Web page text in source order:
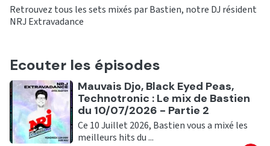
Retrouvez tous les sets mixés par Bastien, notre DJ résident
NRJ Extravadance
Ecouter les épisodes
Ecouter
Mauvais Djo, Black Eyed Peas,
Technotronic : Le mix de Bastien
du 10/07/2026 - Partie 2
Ce 10 Juillet 2026, Bastien vous a mixé les
meilleurs hits du ...